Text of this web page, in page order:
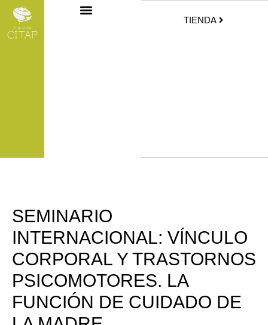
TIENDA
SEMINARIO
INTERNACIONAL: VÍNCULO
CORPORAL Y TRASTORNOS
PSICOMOTORES. LA
FUNCIÓN DE CUIDADO DE